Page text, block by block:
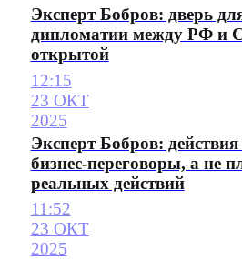
Эксперт Бобров: дверь
дипломатии между РФ и
открытой
12:15
23 ОКТ
2025
Эксперт Бобров:
бизнес-переговоры, а не
реальных действий
11:52
23 ОКТ
2025